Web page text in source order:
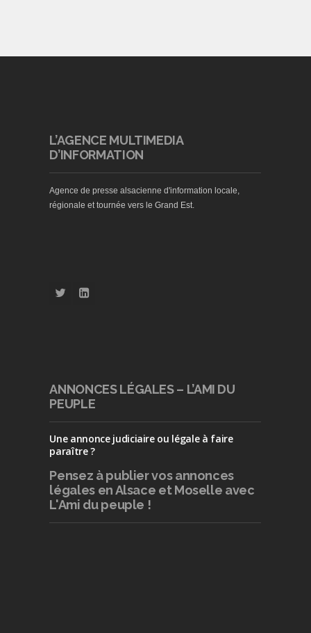
L’AGENCE MULTIMEDIA
D’INFORMATION
Agence de presse alsacienne d'information locale,
régionale et tournée vers le Grand Est.
ANNONCES LÉGALES – L’AMI DU
PEUPLE
Une annonce judiciaire ou légale à faire
paraître ?
Pensez à publiervos annonces
légales en Alsace et Moselle avec
L'Ami du peuple !